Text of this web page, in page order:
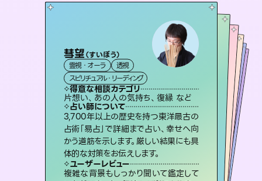
彗望（すいぼう）
霊視・オーラ
透視
スピリチュアル・リーディング
得意な相談カテゴリ
片想い、あの人の気持ち、復縁 など
占い師について
3,700年以上の歴史を持つ東洋最古の
占術「易占」で詳細まで占い、幸せへ向
かう道筋を示します。厳しい結果にも具
体的な対策をお伝えします。
ユーザーレビュー
複雑な背景もしっかり聞いて鑑定して
セラピスト理恵
霊視・オーラ タロット
スピリチュアル・リーディング
得意な相談カテゴリ
片想い、二人の未来、年の差 など
占い師について
連絡再開、復縁、成就などの報告実績
多数。セラピストとして2万超の施術経
験があるからこそできる鑑定で、より良
い未来をサポートします。
ユーザーレビュー
とても心温まる鑑定でした。しかもこち
らは何も言っていないのに視えていらっ
桃源珠羽 とうげんみう）
霊視・オーラ
スピリチュアル・リーディング
得意な相談カテゴリ
片想い、あの人の気持ち、復縁 など
占い師について
恋愛のお悩みの中でも特に「曖昧な関
係」の相談を得意としており、友達以上
恋人未満なお相手との今後や本音を丁
寧に読み解き恋愛成就へと導きます。
ユーザーレビュー
鑑定していただいてアドバイス通りに行
動すると仲が復活してきました。ありが
おう 霊感オラクル
霊視・オーラ
オラクルカード
得意な相談カテゴリ
恋愛総合、あの人の気持ち など
占い師について
霊視×オラクルカードを使って「今」と「未来」そして「気になるあの人の気持ち」まで丁寧に読み解き、恋や人生のヒントを優しく引き出します。
ユーザーレビュー
不安な気持ちが嘘みたいに晴れまし
た…！よく視えていらっしゃるんだなと
未来視師＊花
霊視・オーラ
スピリチュアル・リーディング
得意な相談カテゴリ
出逢い、片想い、復縁 など
占い師について
未来には何パターンもの選択肢があり
ます。不安で視えにくくなっているあな
たの素敵な未来を見つけ、その未来を
選択できるようアドバイスします。
ユーザーレビュー
職場の人の性質や人間関係、本心など
本当によく視えていてびっくり。対策が
アイリス -iris-
西洋占星術 タロット
ルーン
得意な相談カテゴリ
恋愛総合、片想い、二人の未来 など
占い師について
復縁、恋愛、不倫の行方、同性愛や片
思い、仕事関係や借金問題まで知りた
いことや心の負担になっていることを
紐解き、背中をそっと押して導きます。
ユーザーレビュー
安心感のあり、言い切ってくれる所や濁
さない鑑定のおかげで、毎回自分の気